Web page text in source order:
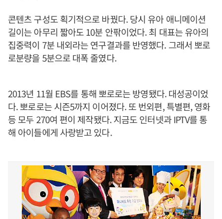
콘텐츠 구성도 획기적으로 바꿨다. 당시 유아 애니메이션
길이는 아무리 짧아도 10분 안팎이었다. 최 대표는 유아의
집중력이 7분 내외라는 연구결과를 반영했다. 그래서 뽀로
로분량을 5분으로 대폭 줄였다.
2013년 11월 EBS를 통해 뽀로로는 방영됐다. 대성공이었
다. 뽀로로는 시즌5까지 이어졌다. 또 번외편, 특별편, 영화
등 모두 270여 편이 제작됐다. 지금도 인터넷과 IPTV를 통
해 아이들에게 사랑받고 있다.